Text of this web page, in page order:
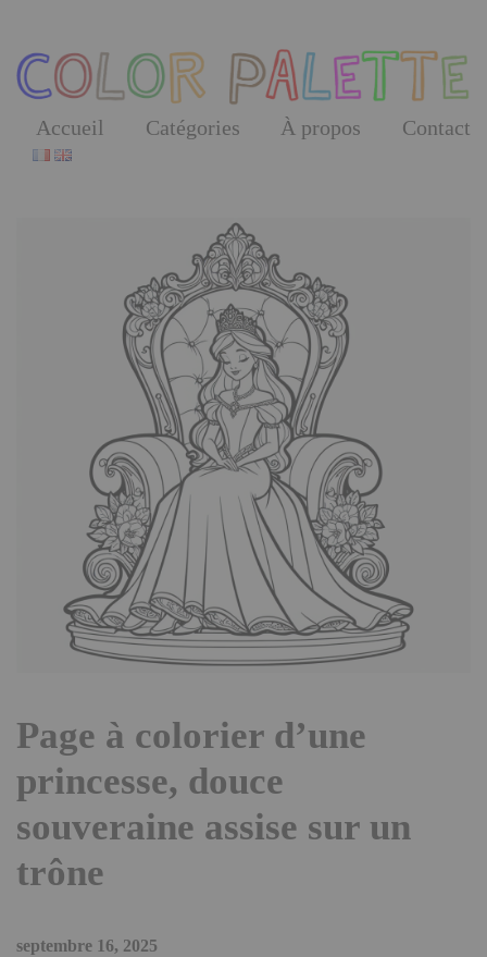
the
content
Accueil Catégories À propos Contact
Page à colorier d’une
princesse, douce
souveraine assise sur un
trône
septembre 16, 2025